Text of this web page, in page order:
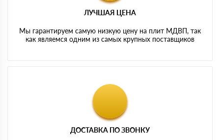
ЛУЧШАЯ ЦЕНА
Мы гарантируем самую низкую цену на плит МДВП, так
как являемся одним из самых крупных поставщиков
ДОСТАВКА ПО ЗВОНКУ